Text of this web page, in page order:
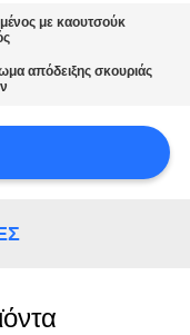
με καουτσούκ
απόδειξης σκουριάς